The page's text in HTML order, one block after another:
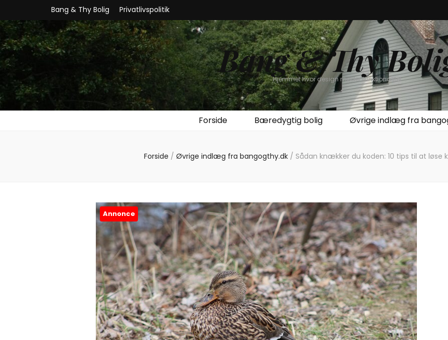
Bang & Thy Bolig Privatlivspolitik
Bang & Thy
Hjemmet hvor design møder funktionalitet
Forside Bæredygtig bolig Øvrige indlæg fra
Forside / Øvrige indlæg fra bangogthy.dk / Sådan knækker du koden: 10 tips til at løse
Annonce